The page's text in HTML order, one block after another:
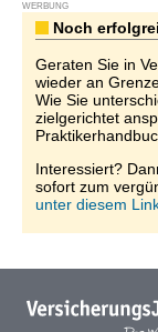
WERBUNG
Noch
Geraten Sie in
wieder an
Wie Sie
zielgerichtet
Interessiert?
sofort zum
unter diesem